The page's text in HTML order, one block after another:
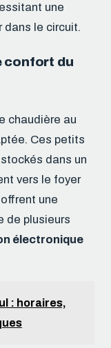
une
dans le circuit.
confort du
chaudière au
Ces petits
dans un
vers le foyer
une
de plusieurs
électronique
: horaires,